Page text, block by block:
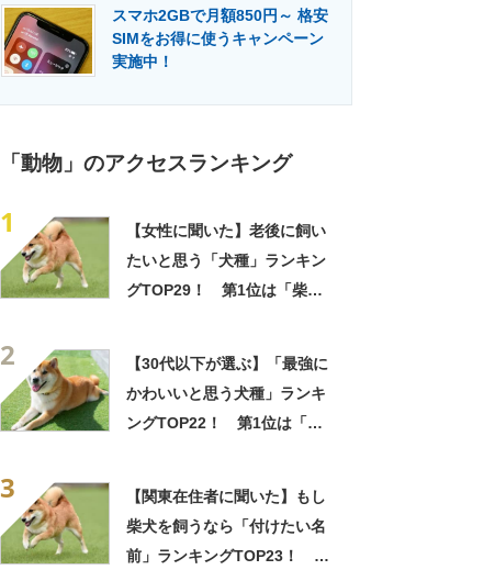
スマホ2GBで月額850円～ 格安
SIMをお得に使うキャンペーン
実施中！
「動物」のアクセスランキング
1
【女性に聞いた】老後に飼い
たいと思う「犬種」ランキン
グTOP29！ 第1位は「柴
2
【30代以下が選ぶ】「最強に
かわいいと思う犬種」ランキ
ングTOP22！ 第1位は「柴
3
【関東在住者に聞いた】もし
柴犬を飼うなら「付けたい名
前」ランキングTOP23！ 第